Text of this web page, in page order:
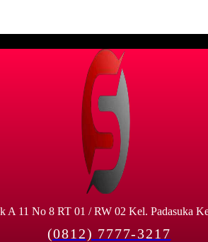
A 11 No 8 RT 01 / RW 02 Kel. Padasuka
(0812) 7777-3217